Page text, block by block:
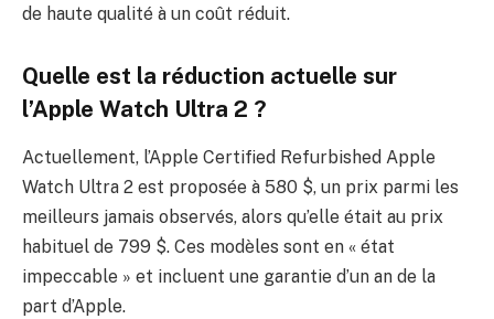
de haute qualité à un coût réduit.
Quelle est la réduction actuelle sur
l’Apple Watch Ultra 2 ?
Actuellement, l’Apple Certified Refurbished Apple
Watch Ultra 2 est proposée à 580 $, un prix parmi les
meilleurs jamais observés, alors qu’elle était au prix
habituel de 799 $. Ces modèles sont en « état
impeccable » et incluent une garantie d’un an de la
part d’Apple.